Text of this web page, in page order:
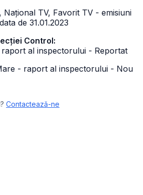
Național TV, Favorit TV - emisiuni
de 31.01.2023
Control:
al inspectorului - Reportat
- raport al inspectorului - Nou
Contactează-ne